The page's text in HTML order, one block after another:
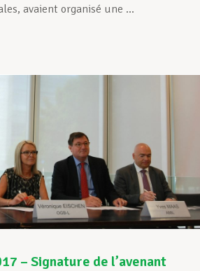
avaient organisé une ...
– Signature de l’avenant